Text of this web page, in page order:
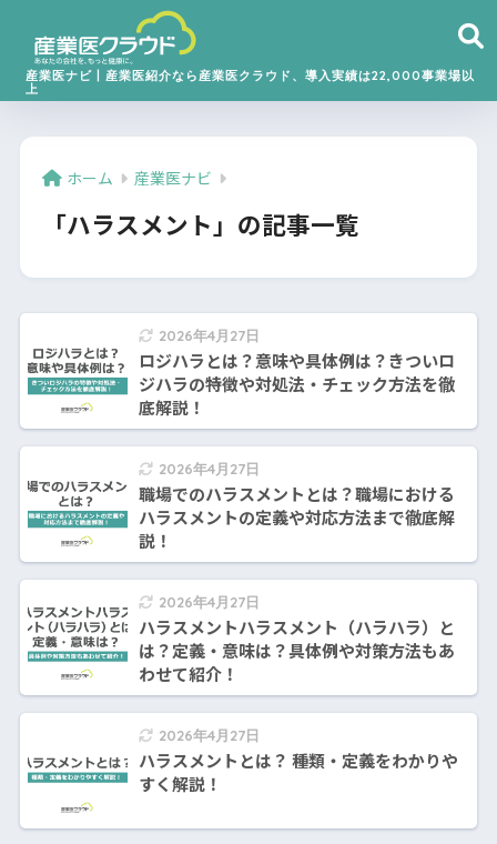
産業医ナビ丨産業医紹介なら産業医クラウド、導入実績は22,000事業場以
上
ホーム 産業医ナビ
「ハラスメント」の記事一覧
2026年4月27日
ロジハラとは？意味や具体例は？きついロ
ジハラの特徴や対処法・チェック方法を徹
底解説！
2026年4月27日
職場でのハラスメントとは？職場における
ハラスメントの定義や対応方法まで徹底解
説！
2026年4月27日
ハラスメントハラスメント（ハラハラ）と
は？定義・意味は？具体例や対策方法もあ
わせて紹介！
2026年4月27日
ハラスメントとは？ 種類・定義をわかりや
すく解説！